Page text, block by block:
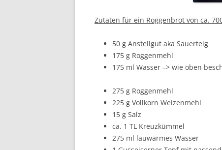
Zutaten für ein Roggenbrot von ca.
50 g Anstellgut aka Sauerteig
175 g Roggenmehl
175 ml Wasser –> wie oben
275 g Roggenmehl
225 g Vollkorn Weizenmehl
15 g Salz
ca. 1 TL Kreuzkümmel
275 ml lauwarmes Wasser